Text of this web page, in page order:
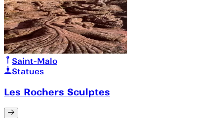
Saint-Malo
Statues
Les Rochers Sculptes